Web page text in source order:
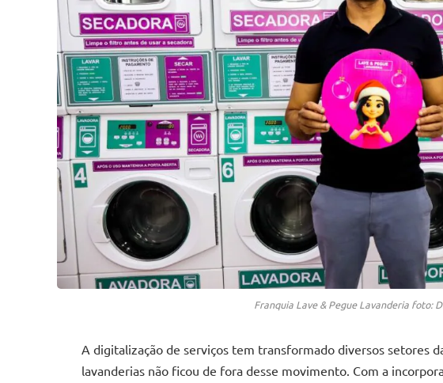
Franquia Lave & Pegue Lavanderia foto:
A digitalização de serviços tem transformado diversos setores
lavanderias não ficou de fora desse movimento. Com a